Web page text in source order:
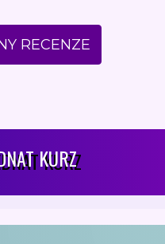
RECENZE
KURZ